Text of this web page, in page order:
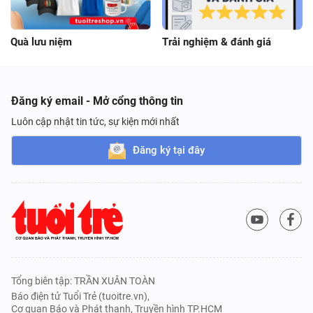
Quà lưu niệm Trải nghiệm & đánh giá
Đăng ký email - Mở cổng thông tin
Luôn cập nhật tin tức, sự kiện mới nhất
Đăng ký tại đây
Tổng biên tập: TRẦN XUÂN TOÀN
Báo điện tử Tuổi Trẻ (tuoitre.vn),
Cơ quan Báo và Phát thanh, Truyền hình TP.HCM